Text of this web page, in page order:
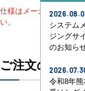
仕様はメーカーによっ
い。
ご注文の流れ
システム
ジングサ
のお知ら
令和8年